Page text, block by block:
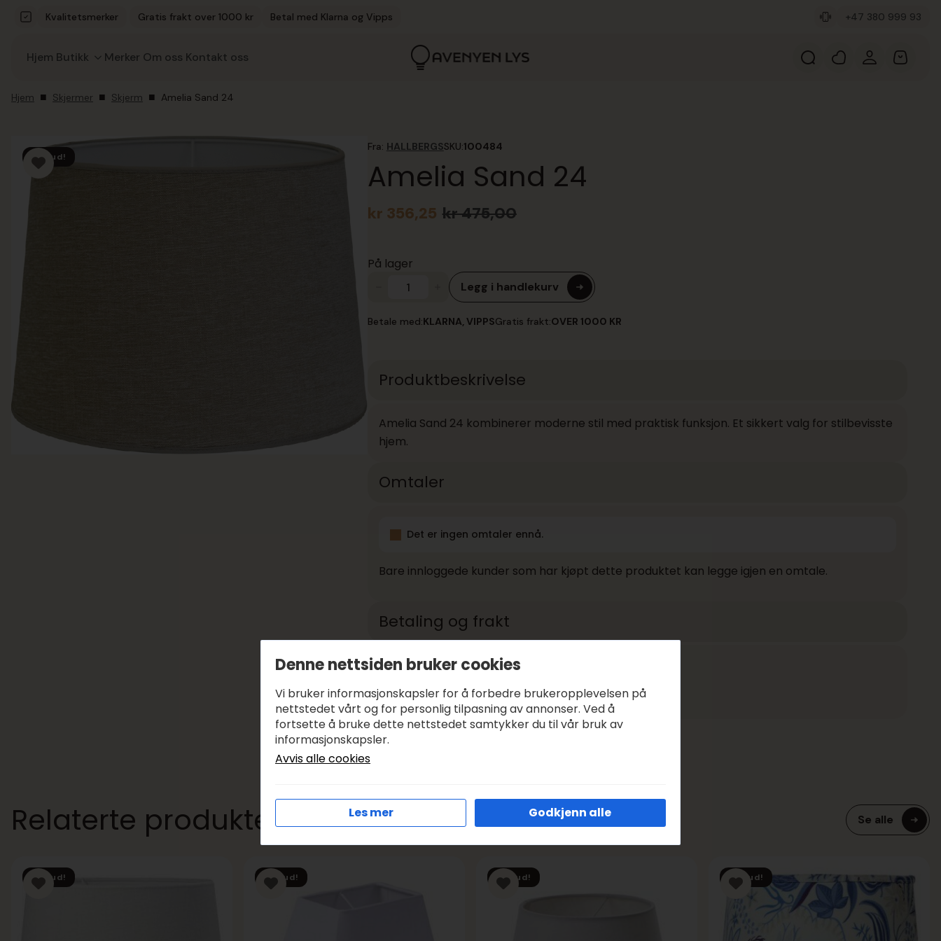
Kvalitetsmerker
Gratis frakt over 1000 kr Betal med Klarna og Vipps +47 380 999 93
Hjem Butikk Merker Om oss Kontakt oss
Hjem Skjermer Skjerm Amelia Sand 24
Tilbud!
Fra: HALLBERGSSKU:100484
Amelia Sand 24
kr475,00
Opprinnelig
kr 475,00.
kr 356,25
Nåværende
kr 356,25.
På lager
antall
Legg i handlekurv
Betale med:KLARNA, VIPPSGratis frakt:OVER 1000 KR
Produktbeskrivelse
Amelia Sand 24 kombinerer moderne stil med praktisk funksjon. Et sikkert valg for stilbevisste
hjem.
Omtaler
Det er ingen omtaler ennå.
Bare innloggede kunder som har kjøpt dette produktet kan legge igjen en omtale.
Betaling og frakt
Betale med:KLARNA, VIPPS
Frakt:
GRATIS FRA KR 1000
Relaterte produkter Se alle
Tilbud! Tilbud! Tilbud! Tilbud!
Denne nettsiden bruker cookies
Vi bruker informasjonskapsler for å forbedre brukeropplevelsen på
nettstedet vårt og for personlig tilpasning av annonser. Ved å
fortsette å bruke dette nettstedet samtykker du til vår bruk av
informasjonskapsler.
Avvis alle cookies
Les mer Godkjenn alle